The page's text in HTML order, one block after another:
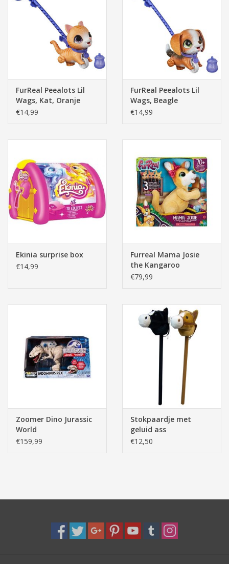
FurReal Peealots Lil
Wags, Kat, Oranje
€14,99
FurReal Peealots Lil
Wags, Beagle
€14,99
Ekinia surprise box
€14,99
Furreal Mama Josie
the Kangaroo
€79,99
Zoomer Dino Jurassic
World
€159,99
Stokpaardje met
geluid ass
€12,50